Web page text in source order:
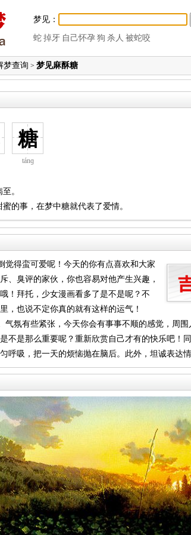
梦见：
蛇 掉牙 自己怀孕 狗 杀人 被蛇咬
梦查询 > 梦见麻酥糖
糖
tánɡ
。
的事，在梦中糖就代表了爱情。
觉得蛮可爱呢！今天的你有点喜欢和大家
、臭评的家伙，你也容易对他产生兴趣，
！拜托，少女漫画看多了是不是呢？不
，也说不定你真的就有这样的运气！
气氛有些紧张，今天你会有事事不顺的感觉，周
不是那么重要呢？重新欣赏自己才有的快乐吧！
呼吸，把一天的烦恼抛在脑后。此外，坦诚表达